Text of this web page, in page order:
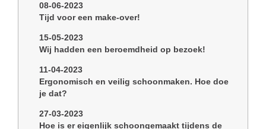
08-06-2023
Tijd voor een make-over!
15-05-2023
Wij hadden een beroemdheid op bezoek!
11-04-2023
Ergonomisch en veilig schoonmaken. Hoe doe
je dat?
27-03-2023
Hoe is er eigenlijk schoongemaakt tijdens de